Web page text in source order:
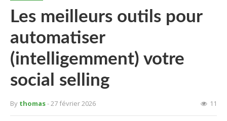
Les meilleurs outils pour
automatiser
(intelligemment) votre
social selling
By thomas- 27 février 2026 11